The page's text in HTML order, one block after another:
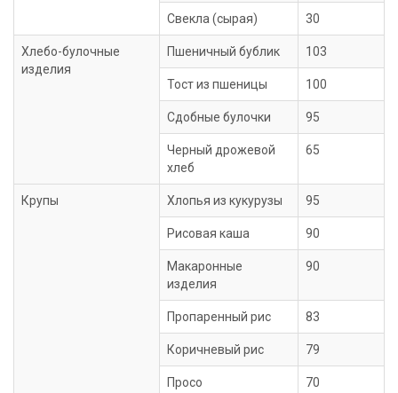
Свекла (сырая) 30
Хлебо-булочные
изделия
Пшеничный бублик 103
Тост из пшеницы 100
Сдобные булочки 95
Черный дрожевой
хлеб
65
Крупы Хлопья из кукурузы 95
Рисовая каша 90
Макаронные
изделия
90
Пропаренный рис 83
Коричневый рис 79
Просо 70